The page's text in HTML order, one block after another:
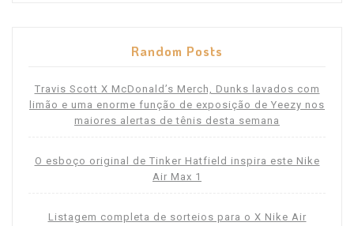
Random Posts
Travis Scott X McDonald’s Merch, Dunks lavados com
limão e uma enorme função de exposição de Yeezy nos
maiores alertas de tênis desta semana
O esboço original de Tinker Hatfield inspira este Nike
Air Max 1
Listagem completa de sorteios para o X Nike Air